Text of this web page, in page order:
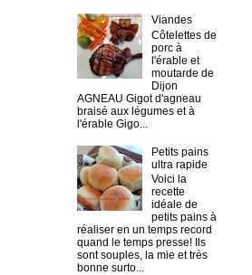
Viandes
Côtelettes de
porc à
l'érable et
moutarde de
Dijon
AGNEAU Gigot d'agneau
braisé aux légumes et à
l'érable Gigo...
Petits pains
ultra rapide
Voici la
recette
idéale de
petits pains à
réaliser en un temps record
quand le temps presse! Ils
sont souples, la mie et très
bonne surto...